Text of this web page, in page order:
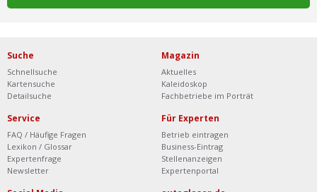
Suche
Schnellsuche
Kartensuche
Detailsuche
Magazin
Aktuelles
Kaleidoskop
Fachbetriebe im Porträt
Service
FAQ / Häufige Fragen
Lexikon / Glossar
Expertenfrage
Newsletter
Für Experten
Betrieb eintragen
Business-Eintrag
Stellenanzeigen
Expertenportal